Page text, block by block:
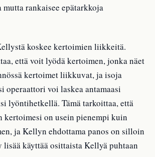
rankaisee epätarkkoja
koskee kertoimien liikkeitä.
että voit lyödä kertoimen, jonka näet
kertoimet liikkuvat, ja isoja
operaattori voi laskea antamaasi
lyöntihetkellä. Tämä tarkoittaa, että
kertoimesi on usein pienempi kuin
ja Kellyn ehdottama panos on silloin
käyttää osittaista Kellyä puhtaan